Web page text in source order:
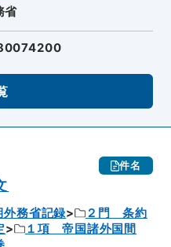
省
件名
外務省記録
２門 条約
１項 帝国諸外国間